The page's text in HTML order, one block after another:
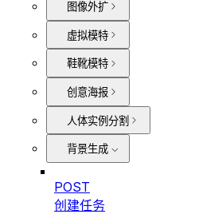
图像外扩
虚拟模特
鞋靴模特
创意海报
人体实例分割
背景生成
POST
创建任务